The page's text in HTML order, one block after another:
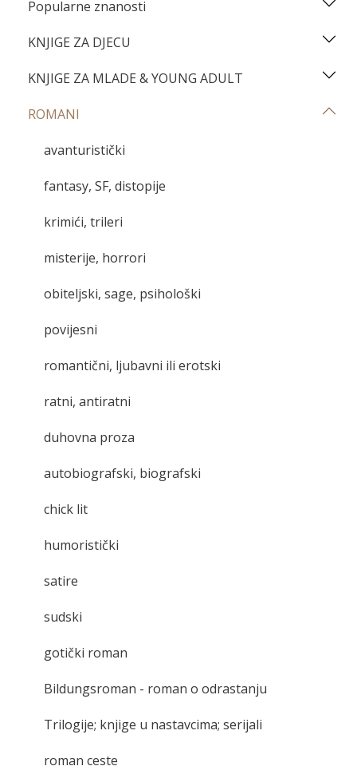
Popularne znanosti
KNJIGE ZA DJECU
KNJIGE ZA MLADE & YOUNG ADULT
ROMANI
avanturistički
fantasy, SF, distopije
krimići, trileri
misterije, horrori
obiteljski, sage, psihološki
povijesni
romantični, ljubavni ili erotski
ratni, antiratni
duhovna proza
autobiografski, biografski
chick lit
humoristički
satire
sudski
gotički roman
Bildungsroman - roman o odrastanju
Trilogije; knjige u nastavcima; serijali
roman ceste